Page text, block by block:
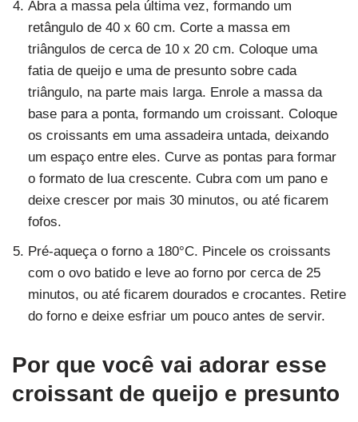
Abra a massa pela última vez, formando um
retângulo de 40 x 60 cm. Corte a massa em
triângulos de cerca de 10 x 20 cm. Coloque uma
fatia de queijo e uma de presunto sobre cada
triângulo, na parte mais larga. Enrole a massa da
base para a ponta, formando um croissant. Coloque
os croissants em uma assadeira untada, deixando
um espaço entre eles. Curve as pontas para formar
o formato de lua crescente. Cubra com um pano e
deixe crescer por mais 30 minutos, ou até ficarem
fofos.
Pré-aqueça o forno a 180°C. Pincele os croissants
com o ovo batido e leve ao forno por cerca de 25
minutos, ou até ficarem dourados e crocantes. Retire
do forno e deixe esfriar um pouco antes de servir.
Por que você vai adorar esse
croissant de queijo e presunto